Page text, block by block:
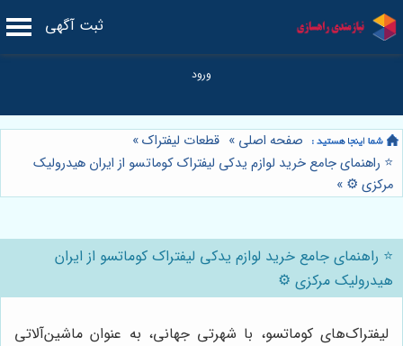
ثبت آگهی
صفحه اصلی » قطعات لیفتراک»
⭐️ راهنمای جامع خرید لوازم یدکی لیفتراک کوماتسو از ایران هیدرولیک
مرکزی ⚙️ »
⭐️ راهنمای جامع خرید لوازم یدکی لیفتراک کوماتسو از ایران
هیدرولیک مرکزی ⚙️
لیفتراک‌های کوماتسو، با شهرتی جهانی، به عنوان ماشین‌آلاتی